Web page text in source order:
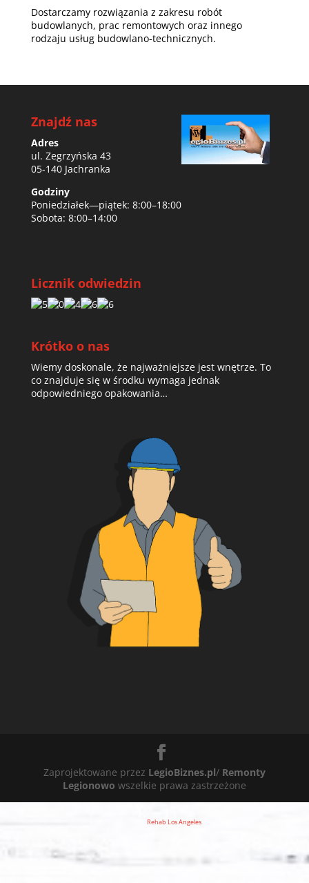
Dostarczamy rozwiązania z zakresu robót
budowlanych, prac remontowych oraz innego
rodzaju usług budowlano-technicznych.
Znajdź nas
Adres
ul. Zegrzyńska 43
05-140 Jachranka
Godziny
Poniedziałek—piątek: 8:00–18:00
Sobota: 8:00–14:00
Licznik odwiedzin
Krótko o nas
Wiemy doskonale, że najważniejsze jest wnętrze. To
co znajduje się w środku wymaga jednak
odpowiedniego opakowania…
Zaprojektowane przez LegioBiznes.pl/ Remonty
Legionowo wszelkie prawa zastrzeżone
Rehab Los Angeles